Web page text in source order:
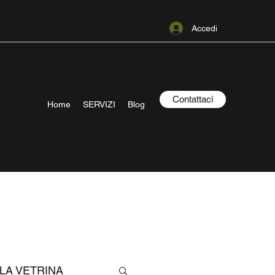
Accedi
Home SERVIZI Blog Contattaci
LA VETRINA